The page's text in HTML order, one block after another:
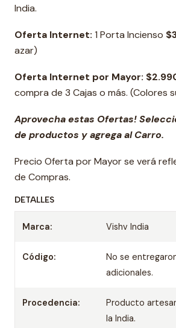
India.
Oferta Internet: 1 Porta Incienso
azar)
Oferta Internet por Mayor:
compra de 3 Cajas o más. (Colores
Aprovecha estas Ofertas!
de productos y agrega al Carro.
Precio Oferta por Mayor se verá
de Compras.
DETALLES
Marca: Vishv India
Código:
No se
adicionales.
Procedencia:
Producto
la India.